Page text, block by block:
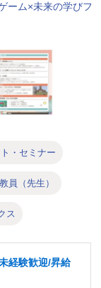
ーム×未来の学びフ
・セミナー
教員（先生）
ス
経験歓迎/昇給